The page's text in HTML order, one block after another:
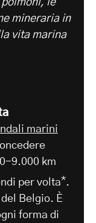
mineraria in
vita marina
marini
9.000 km
per volta*.
Belgio. È
forma di